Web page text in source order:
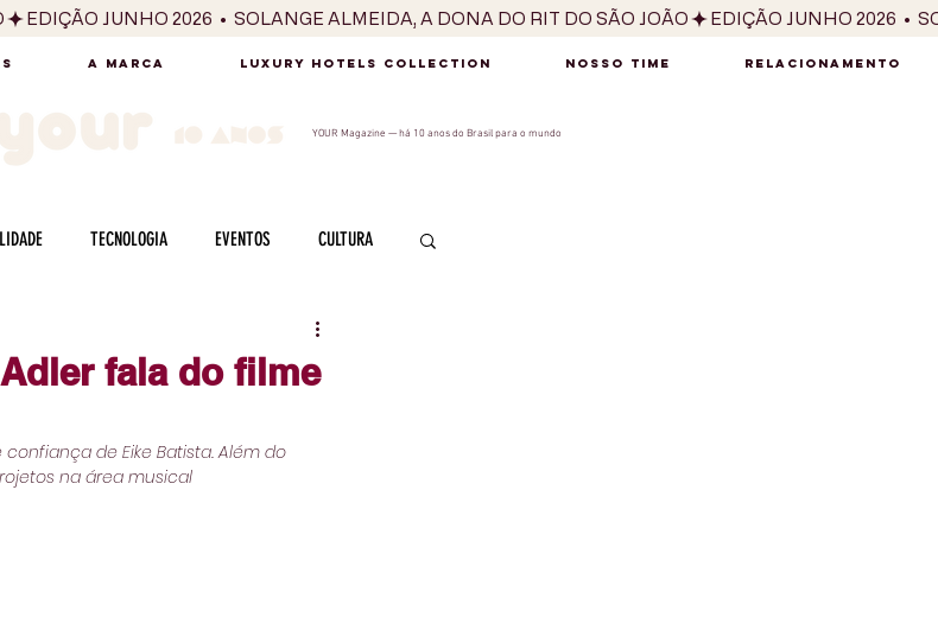
A MARCA LUXURY HOTELS COLLECTION NOSSO TIME RELACIONAMENTO
YOUR Magazine — há 10 anos do Brasil para o mundo
TECNOLOGIA EVENTOS CULTURA
fala do filme
de Eike Batista. Além do
na área musical